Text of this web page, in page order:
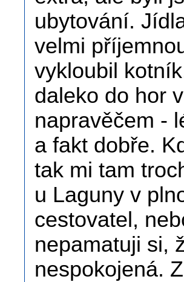
ubytování.
velmi
vykloubil
daleko do hor
napravěčem -
a fakt dobře.
tak mi tam
u Laguny v
cestovatel,
nepamatuji si,
nespokojená.